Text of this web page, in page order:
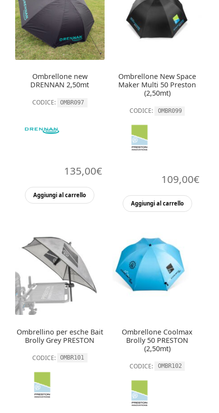
Ombrellone new
DRENNAN 2,50mt
CODICE: OMBR097
135,00€
Aggiungi al carrello
Ombrellone New Space
Maker Multi 50 Preston
(2,50mt)
CODICE: OMBR099
109,00€
Aggiungi al carrello
Ombrellino per esche Bait
Brolly Grey PRESTON
CODICE: OMBR101
Ombrellone Coolmax
Brolly 50 PRESTON
(2,50mt)
CODICE: OMBR102